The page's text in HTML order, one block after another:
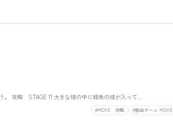
。 攻略 STAGE 11 大きな球の中に緑色の球が入って…
#MOVE 攻略 #脱出ゲーム MOVE